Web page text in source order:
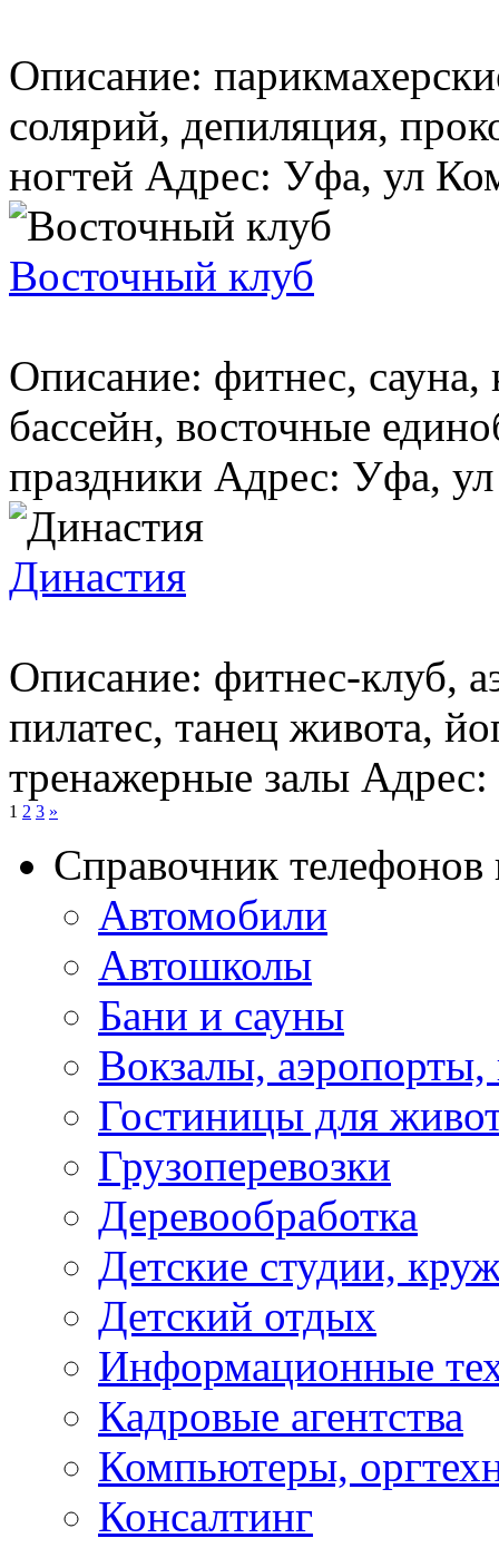
Описание:
солярий, депиляция,
ногтей Адрес: Уфа, ул
Восточный клуб
Описание: фитнес, сауна,
бассейн, восточные
праздники Адрес: Уфа,
Династия
Описание: фитнес-клуб,
пилатес, танец живота,
тренажерные залы
1 2 3 »
Справочник
Автомобили
Автошколы
Бани и сауны
Вокзалы,
Гостиницы для
Грузоперевозки
Деревообработка
Детские студии,
Детский отдых
Информационные
Кадровые агентства
Компьютеры,
Консалтинг